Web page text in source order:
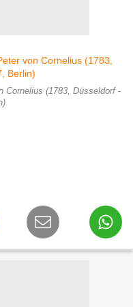
Cornelius (1783, Düsseldorf -